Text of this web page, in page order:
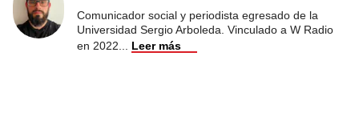
Comunicador social y periodista egresado de la
Universidad Sergio Arboleda. Vinculado a W Radio
en 2022
Leer más